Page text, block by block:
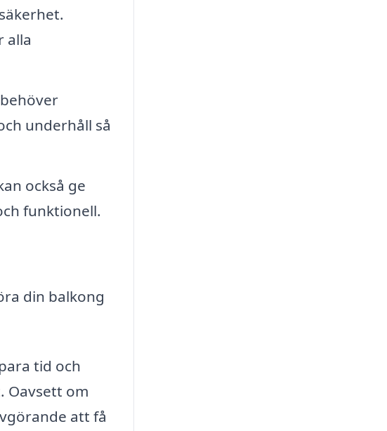
alla
underhåll så
också ge
funktionell.
din balkong
tid och
Oavsett om
att få